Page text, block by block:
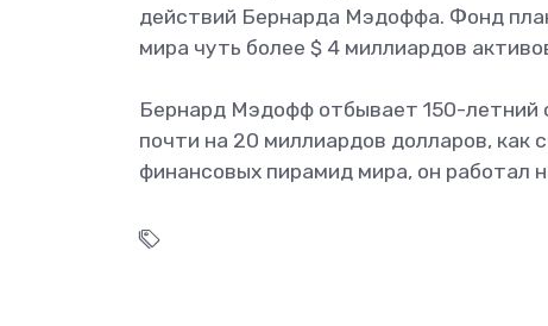
действий Бернарда Мэдоффа. Фонд
мира чуть более $ 4 миллиардов
Бернард Мэдофф отбывает 150-летний
почти на 20 миллиардов долларов, как
финансовых пирамид мира, он работал